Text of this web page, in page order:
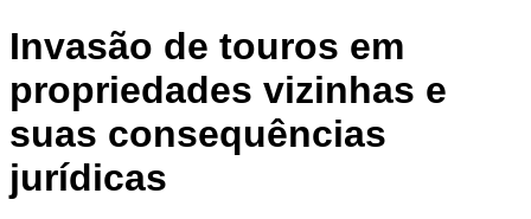
Invasão de touros em
propriedades vizinhas e
suas consequências
jurídicas